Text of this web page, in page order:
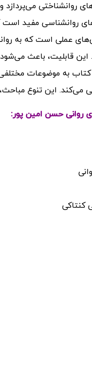
روانشناختی
روانشناسی مفید است
عملی است که به
این قابلیت، باعث
به موضوعات
این تنوع
روانی حسن امین پور:
کنتاکی